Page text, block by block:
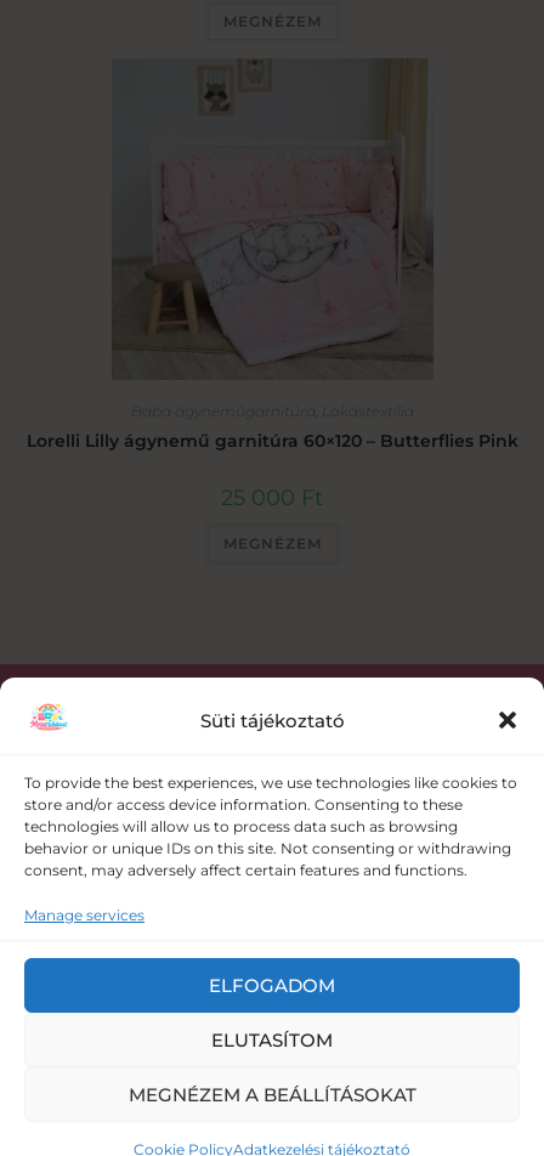
Süti tájékoztató
To provide the best experiences, we use technologies like cookies to
store and/or access device information. Consenting to these
technologies will allow us to process data such as browsing
behavior or unique IDs on this site. Not consenting or withdrawing
consent, may adversely affect certain features and functions.
Manage services
ELFOGADOM
ELUTASÍTOM
MEGNÉZEM A BEÁLLÍTÁSOKAT
Cookie PolicyAdatkezelési tájékoztató
MEGNÉZEM
Baba ágyneműgarnitúra Lakástextília
Lorelli Lilly ágynemű garnitúra 60×120 – Butterflies Pink
25 000 Ft
MEGNÉZEM
+36 30 358 0986
meseruhazat@gmail.com
felszerelés webáruház |Adatkezelési tájékoztató